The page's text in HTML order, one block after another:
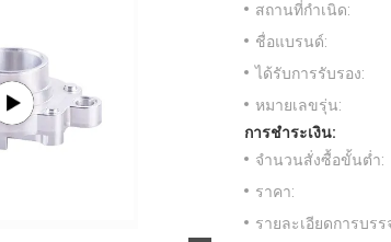
สถานที่กำเนิด:
ชื่อแบรนด์:
ได้รับการรับรอง:
หมายเลขรุ่น:
การชำระเงิน:
จำนวนสั่งซื้อขั้นต่ำ:
ราคา:
รายละเอียดการบรร